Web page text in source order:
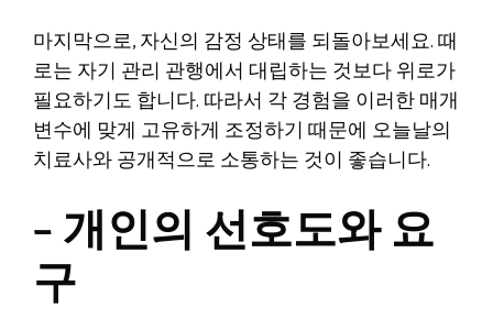
마지막으로, 자신의 감정 상태를 되돌아보세요. 때
로는 자기 관리 관행에서 대립하는 것보다 위로가
필요하기도 합니다. 따라서 각 경험을 이러한 매개
변수에 맞게 고유하게 조정하기 때문에 오늘날의
치료사와 공개적으로 소통하는 것이 좋습니다.
– 개인의 선호도와 요
구